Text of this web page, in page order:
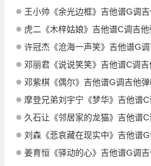
王小帅《余光边框》吉他谱G调
虎二《木梓姑娘》吉他谱C调吉
许冠杰《沧海一声笑》吉他谱G
邓丽君《说说笑笑》吉他谱C调
邓紫棋《偶尔》吉他谱G调吉他
摩登兄弟刘宇宁《梦华》吉他谱
久石让《邻居家的龙猫》吉他谱
刘森《悲哀藏在现实中》吉他谱
姜育恒《驿动的心》吉他谱G调